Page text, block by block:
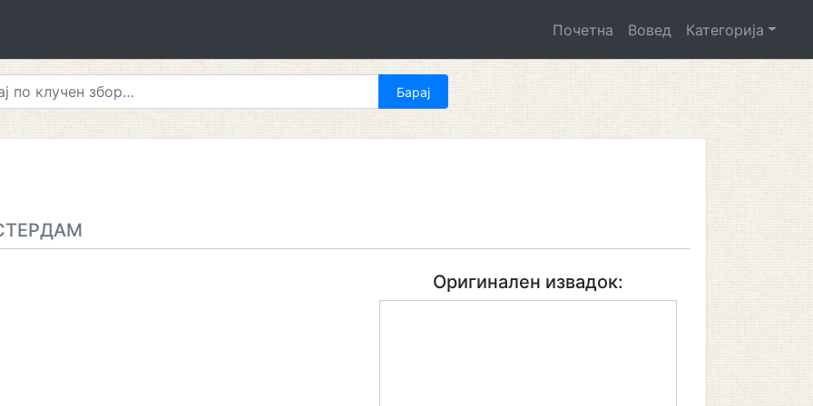
Почетна Вовед Категорија
Оригинален извадок: